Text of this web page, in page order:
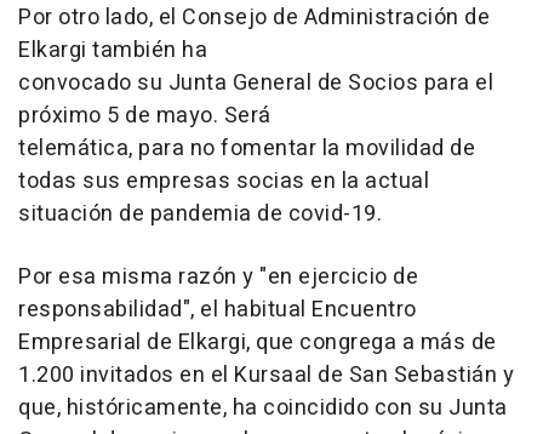
Por otro lado, el Consejo de Administración de
Elkargi también ha
convocado su Junta General de Socios para el
próximo 5 de mayo. Será
telemática, para no fomentar la movilidad de
todas sus empresas socias en la actual
situación de pandemia de covid-19.
Por esa misma razón y "en ejercicio de
responsabilidad", el habitual Encuentro
Empresarial de Elkargi, que congrega a más de
1.200 invitados en el Kursaal de San Sebastián y
que, históricamente, ha coincidido con su Junta